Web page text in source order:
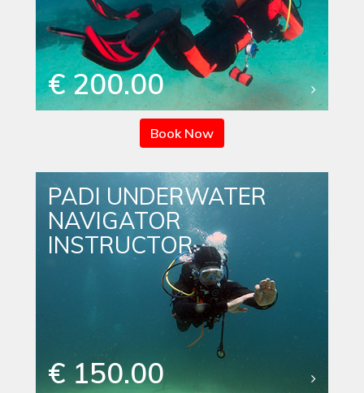
€ 200.00
Book Now
PADI UNDERWATER
NAVIGATOR
INSTRUCTOR
€ 150.00